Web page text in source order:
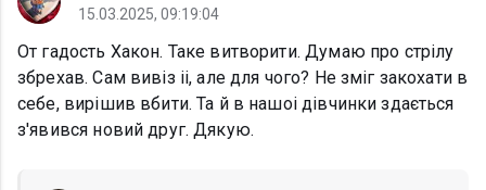
15.03.2025, 09:19:04
От гадость Хакон. Таке витворити. Думаю про стрілу
збрехав. Сам вивіз іі, але для чого? Не зміг закохати в
себе, вирішив вбити. Та й в нашоі дівчинки здається
з'явився новий друг. Дякую.